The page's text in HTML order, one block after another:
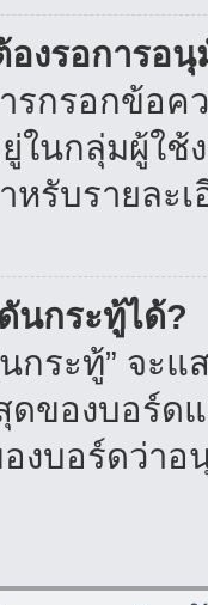
งรอการอนุ
กรอกข้อค
นกลุ่มผู้ใช้
รับรายละเ
นกระทู้ได้?
กระทู้” จะ
ของบอร์ด
งบอร์ดว่า